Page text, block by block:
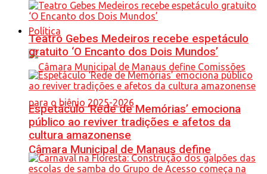
Política
Câmara Municipal de Manaus define
Teatro Gebes Medeiros recebe espetáculo
gratuito ‘O Encanto dos Dois Mundos’
Espetáculo ‘Rede de Memórias’ emociona
público ao reviver tradições e afetos da
cultura amazonense